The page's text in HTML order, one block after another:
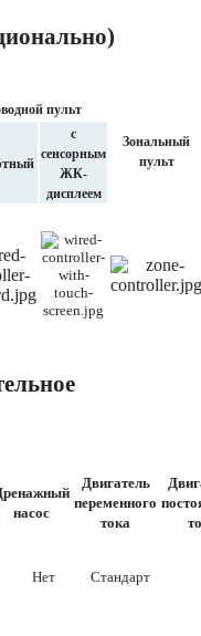
пульт
Зональный
пульт
с
сенсорным
ЖК-
дисплеем
насос
Двигатель
переменного
тока
Нет Стандарт